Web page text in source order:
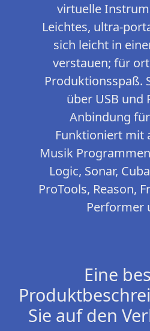
virtuelle
Leichtes, ultra-
sich leicht in
verstauen; für
Produktionsspaß.
über USB und
Anbindung
Funktioniert mit
Musik
Logic, Sonar,
ProTools, Reason,
Performer
Eine
Sie auf den